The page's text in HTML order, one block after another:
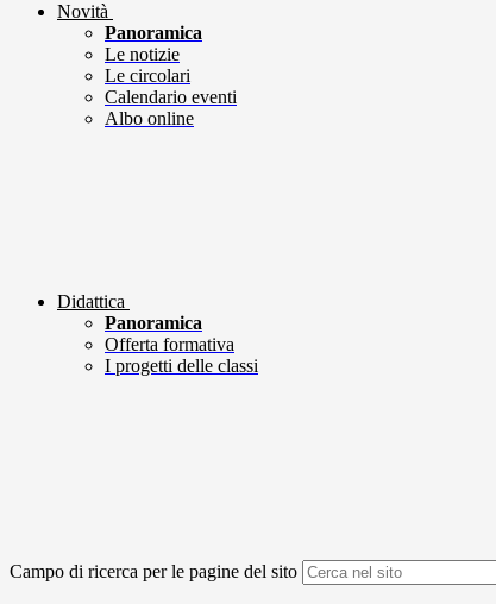
Novità
Panoramica
Le notizie
Le circolari
Calendario eventi
Albo online
Didattica
Panoramica
Offerta formativa
I progetti delle classi
Campo di ricerca per le pagine del sito